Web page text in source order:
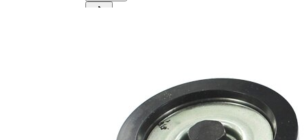
32,5 mm
intinzatoare
automatic